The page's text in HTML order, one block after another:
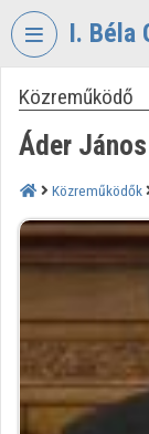
Fejléc kihagyása
I. Béla
VIDEO
I.
BÉLA
Intézményi
Intézményi
Kategóriák
Közreműködő
Áder János
Közreműködők